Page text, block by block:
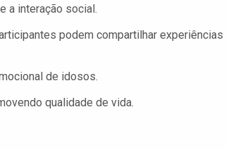
a interação social.
podem compartilhar experiências
de idosos.
qualidade de vida.